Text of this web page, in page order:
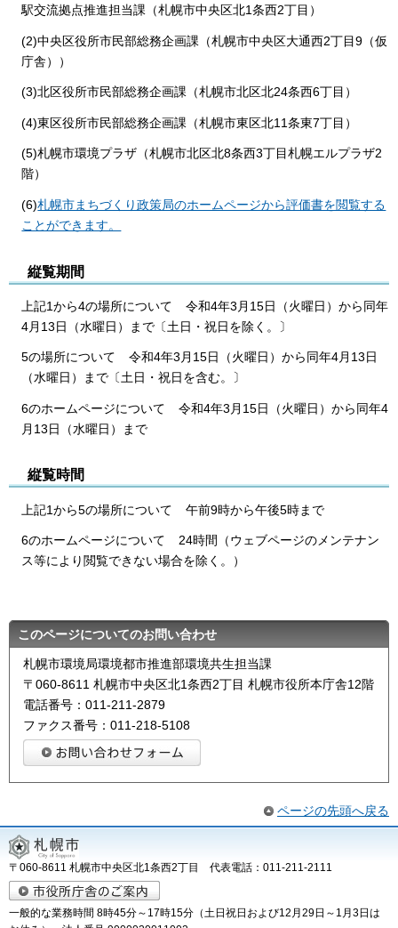
駅交流拠点推進担当課（札幌市中央区北1条西2丁目）
(2)中央区役所市民部総務企画課（札幌市中央区大通西2丁目9（仮
庁舎））
(3)北区役所市民部総務企画課（札幌市北区北24条西6丁目）
(4)東区役所市民部総務企画課（札幌市東区北11条東7丁目）
(5)札幌市環境プラザ（札幌市北区北8条西3丁目札幌エルプラザ2
階）
(6)札幌市まちづくり政策局のホームページから評価書を閲覧する
ことができます。
縦覧期間
上記1から4の場所について
令和4年3月15日（火曜日）から同年
4月13日（水曜日）まで〔土日・祝日を除く。〕
5の場所について
令和4年3月15日（火曜日）から同年4月13日
（水曜日）まで〔土日・祝日を含む。〕
6のホームページについて 令和4年3月15日（火曜日）から同年4
月13日（水曜日）まで
縦覧時間
上記1から5の場所について 午前9時から午後5時まで
6のホームページについて
24時間（ウェブページのメンテナン
ス等により閲覧できない場合を除く。）
このページについてのお問い合わせ
札幌市環境局環境都市推進部環境共生担当課
〒060-8611 札幌市中央区北1条西2丁目 札幌市役所本庁舎12階
電話番号：011-211-2879
ファクス番号：011-218-5108
ページの先頭へ戻る
〒060-8611 札幌市中央区北1条西2丁目 代表電話：011-211-2111
一般的な業務時間 8時45分～17時15分（土日祝日および12月29日～1月3日は